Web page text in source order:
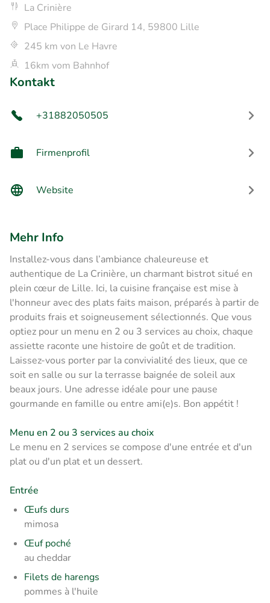
La Crinière
Place Philippe de Girard 14, 59800 Lille
245 km von Le Havre
16km vom Bahnhof
Kontakt
+31882050505
Firmenprofil
Website
Mehr Info
Installez-vous dans l’ambiance chaleureuse et
authentique de La Crinière, un charmant bistrot situé en
plein cœur de Lille. Ici, la cuisine française est mise à
l'honneur avec des plats faits maison, préparés à partir de
produits frais et soigneusement sélectionnés. Que vous
optiez pour un menu en 2 ou 3 services au choix, chaque
assiette raconte une histoire de goût et de tradition.
Laissez-vous porter par la convivialité des lieux, que ce
soit en salle ou sur la terrasse baignée de soleil aux
beaux jours. Une adresse idéale pour une pause
gourmande en famille ou entre ami(e)s. Bon appétit !
Menu en 2 ou 3 services au choix
Le menu en 2 services se compose d'une entrée et d'un
plat ou d'un plat et un dessert.
Entrée
Œufs durs
mimosa
Œuf poché
au cheddar
Filets de harengs
pommes à l'huile